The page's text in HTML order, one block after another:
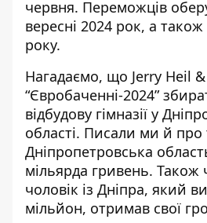
червня. Переможців
вересні 2024 рок, а
року.
Нагадаємо, що Jerry Heil
“Євробаченні-2024”
відбудову гімназії у
області. Писали ми й
Дніпропетровська
мільярда гривень. Також
чоловік із Дніпра, який
мільйон, отримав свої